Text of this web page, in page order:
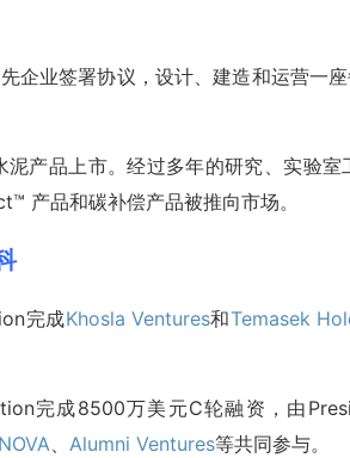
企业签署协议，设计、建造和运营一
产品上市。经过多年的研究、实验
产品和碳补偿产品被推向市场。
完成Khosla Ventures和Temasek
完成8500万美元C轮融资，由
、 Alumni Ventures等共同参与。